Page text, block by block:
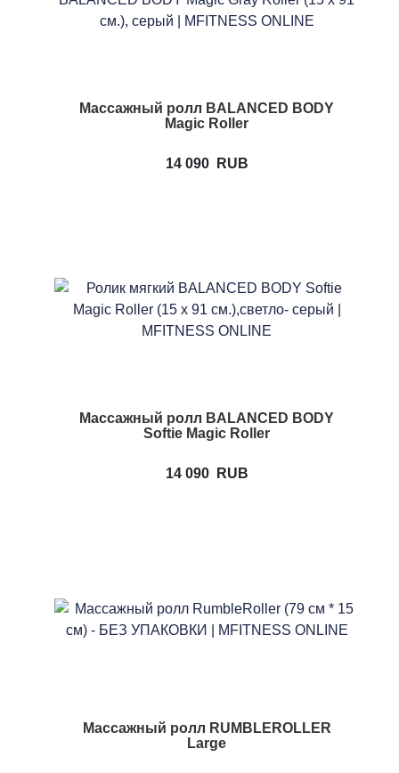
Массажный ролл BALANCED BODY
Magic Roller
14 090 RUB
Массажный ролл BALANCED BODY
Softie Magic Roller
14 090 RUB
Массажный ролл RUMBLEROLLER
Large